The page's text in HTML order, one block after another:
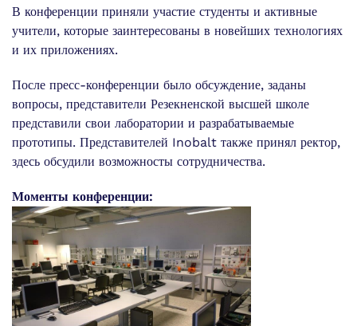
В конференции приняли участие студенты и активные
учители, которые заинтересованы в новейших технологиях
и их приложениях.
После пресс-конференции было обсуждение, заданы
вопросы, представители Резекненской высшей школе
представили свои лаборатории и разрабатываемые
прототипы. Представителей Inobalt также принял ректор,
здесь обсудили возможносты сотрудничества.
Моменты конференции: